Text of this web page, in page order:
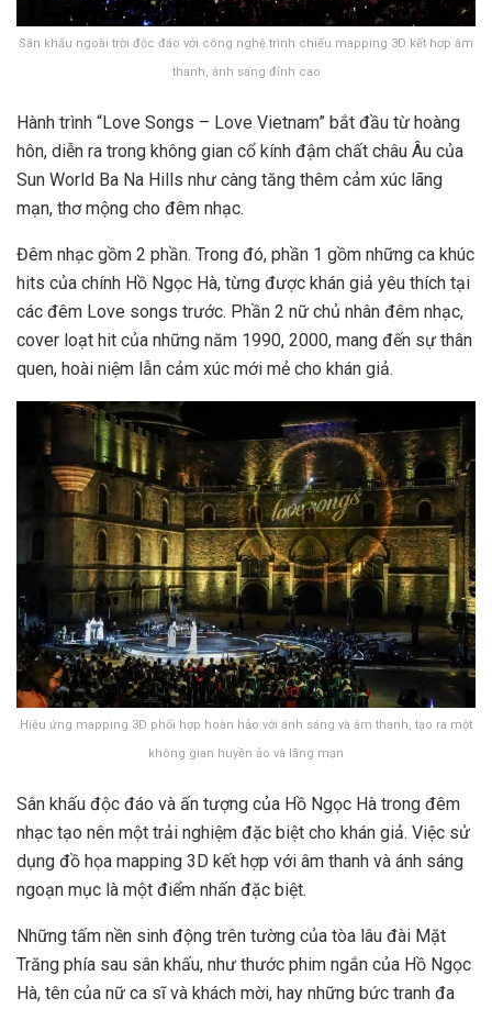
Sân khấu ngoài trời độc đáo với công nghệ trình chiếu mapping 3D kết hợp âm
thanh, ánh sáng đỉnh cao
Hành trình “Love Songs – Love Vietnam” bắt đầu từ hoàng
hôn, diễn ra trong không gian cổ kính đậm chất châu Âu của
Sun World Ba Na Hills như càng tăng thêm cảm xúc lãng
mạn, thơ mộng cho đêm nhạc.
Đêm nhạc gồm 2 phần. Trong đó, phần 1 gồm những ca khúc
hits của chính Hồ Ngọc Hà, từng được khán giả yêu thích tại
các đêm Love songs trước. Phần 2 nữ chủ nhân đêm nhạc,
cover loạt hit của những năm 1990, 2000, mang đến sự thân
quen, hoài niệm lẫn cảm xúc mới mẻ cho khán giả.
Hiệu ứng mapping 3D phối hợp hoàn hảo với ánh sáng và âm thanh, tạo ra một
không gian huyền ảo và lãng mạn
Sân khấu độc đáo và ấn tượng của Hồ Ngọc Hà trong đêm
nhạc tạo nên một trải nghiệm đặc biệt cho khán giả. Việc sử
dụng đồ họa mapping 3D kết hợp với âm thanh và ánh sáng
ngoạn mục là một điểm nhấn đặc biệt.
Những tấm nền sinh động trên tường của tòa lâu đài Mặt
Trăng phía sau sân khấu, như thước phim ngắn của Hồ Ngọc
Hà, tên của nữ ca sĩ và khách mời, hay những bức tranh đa